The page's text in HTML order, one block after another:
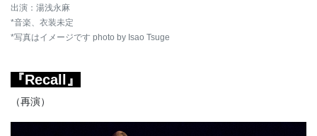
出演：湯浅永麻
*音楽、衣装未定
*写真はイメージです photo by Isao Tsuge
『Recall』
（再演）